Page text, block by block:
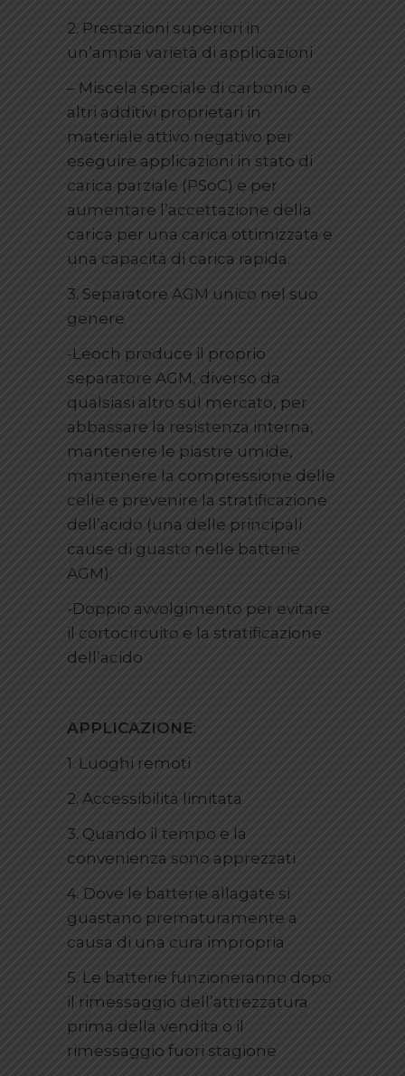
2. Prestazioni superiori in
un’ampia varietà di applicazioni
– Miscela speciale di carbonio e
altri additivi proprietari in
materiale attivo negativo per
eseguire applicazioni in stato di
carica parziale (PSoC) e per
aumentare l’accettazione della
carica per una carica ottimizzata e
una capacità di carica rapida.
3. Separatore AGM unico nel suo
genere
-Leoch produce il proprio
separatore AGM, diverso da
qualsiasi altro sul mercato, per
abbassare la resistenza interna,
mantenere le piastre umide,
mantenere la compressione delle
celle e prevenire la stratificazione
dell’acido (una delle principali
cause di guasto nelle batterie
AGM).
-Doppio avvolgimento per evitare
il cortocircuito e la stratificazione
dell’acido
APPLICAZIONE:
1. Luoghi remoti
2. Accessibilità limitata
3. Quando il tempo e la
convenienza sono apprezzati
4. Dove le batterie allagate si
guastano prematuramente a
causa di una cura impropria
5. Le batterie funzioneranno dopo
il rimessaggio dell’attrezzatura
prima della vendita o il
rimessaggio fuori stagione